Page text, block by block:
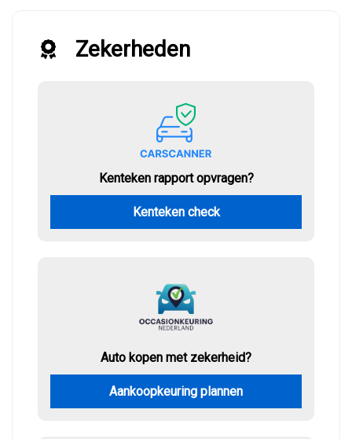
Zekerheden
Kenteken rapport opvragen?
Kenteken check
Auto kopen met zekerheid?
Aankoopkeuring plannen